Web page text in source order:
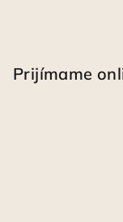
Prijímame